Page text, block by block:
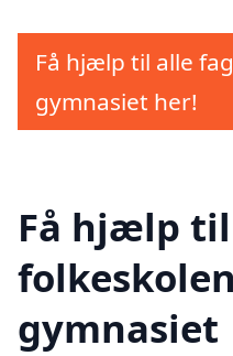
Få hjælp til alle
gymnasiet her!
Få hjælp
gymnasiet